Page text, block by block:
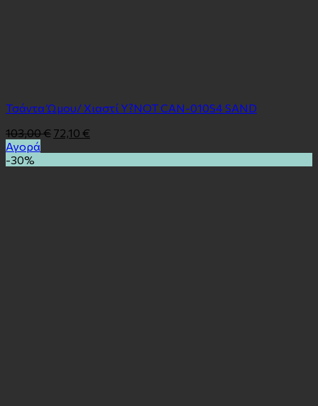
Τσάντα Ώμου/ Χιαστί Y?NOT CAN-010S4 SAND
103,00€ 72,10 €
Αγορά
-30%